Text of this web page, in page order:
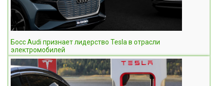
Босс Audi признает лидерство Tesla в отрасли
электромобилей